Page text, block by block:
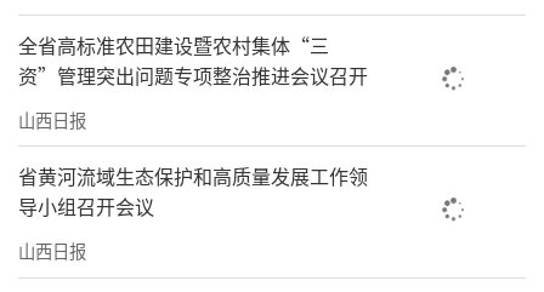
全省高标准农田建设暨农村集体“三
资”管理突出问题专项整治推进会议召开
山西日报
省黄河流域生态保护和高质量发展工作领
导小组召开会议
山西日报